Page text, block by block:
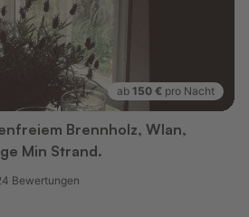
ab 150 € pro Nacht
Brennholz, Wlan,
Min Strand.
Bewertungen